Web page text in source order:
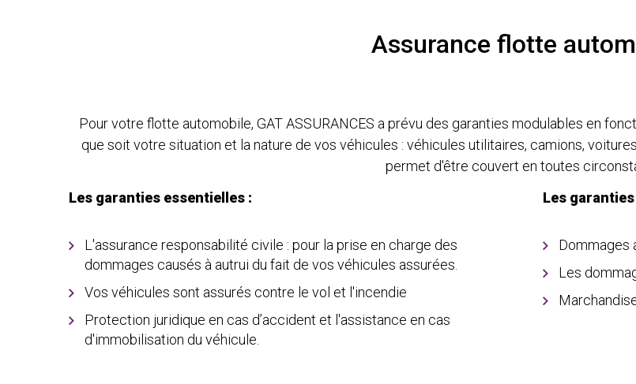
Assurance flotte
Pour votre flotte automobile, GAT ASSURANCES a prévu des garanties modulables en
que soit votre situation et la nature de vos véhicules : véhicules utilitaires, camions,
permet d'être couvert en toutes
Les garanties essentielles :
L'assurance responsabilité civile : pour la prise en charge des
dommages causés à autrui du fait de vos véhicules assurées.
Vos véhicules sont assurés contre le vol et l'incendie
Protection juridique en cas d’accident et l'assistance en cas
d'immobilisation du véhicule.
Les
Dommages
Les